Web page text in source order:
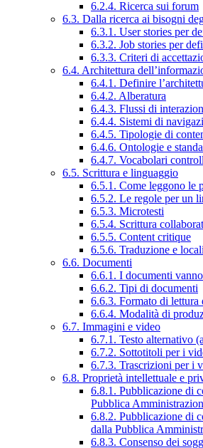
6.2.4. Ricerca sui forum
6.3. Dalla ricerca ai bisogni
6.3.1. User stories per
6.3.2. Job stories per
6.3.3. Criteri di
6.4. Architettura
6.4.1. Definire
6.4.2. Alberatura
6.4.3. Flussi di
6.4.4. Sistemi di
6.4.5. Tipologie di
6.4.6. Ontologie e
6.4.7. Vocabolari
6.5. Scrittura e linguaggio
6.5.1. Come leggono le
6.5.2. Le regole per un
6.5.3. Microtesti
6.5.4. Scrittura
6.5.5. Content critique
6.5.6. Traduzione e
6.6. Documenti
6.6.1. I documenti
6.6.2. Tipi di documenti
6.6.3. Formato di
6.6.4. Modalità di
6.7. Immagini e video
6.7.1. Testo alternativo
6.7.2. Sottotitoli per i
6.7.3. Trascrizioni per i
6.8. Proprietà intellettuale e
6.8.1. Pubblicazione di
Pubblica
6.8.2. Pubblicazione di
dalla Pubblica
6.8.3. Consenso dei